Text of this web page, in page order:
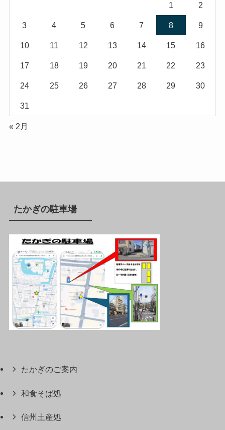
1 2
3 4 5 6 7 8 9
10 11 12 13 14 15 16
17 18 19 20 21 22 23
24 25 26 27 28 29 30
31
« 2月
たかぎの駐車場
たかぎのご案内
和食そば処
信州土産処